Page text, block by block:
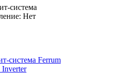
система
Нет